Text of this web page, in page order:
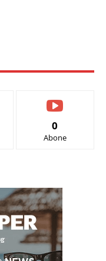
0
Abone